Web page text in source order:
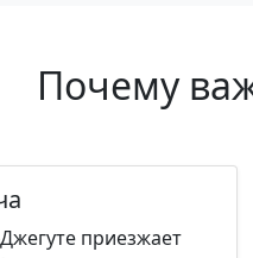
Почему
приезжает